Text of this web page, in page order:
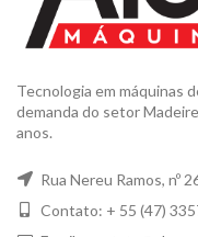
Tecnologia em máquinas
demanda do setor
anos.
Rua Nereu Ramos, nº
Contato: + 55 (47)